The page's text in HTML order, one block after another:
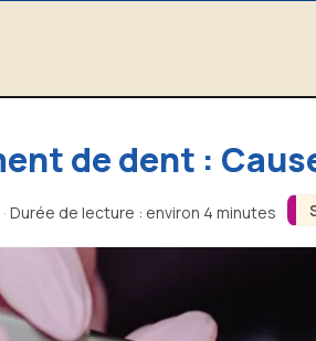
de dent :
· Durée de lecture : environ 4 minutes